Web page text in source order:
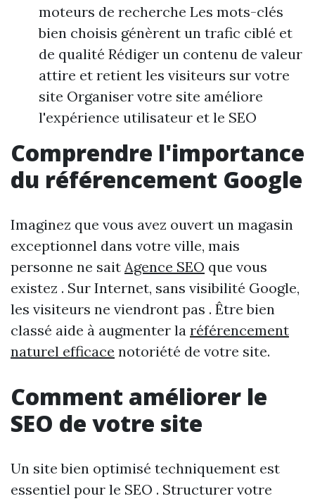
moteurs de recherche Les mots-clés
bien choisis génèrent un trafic ciblé et
de qualité Rédiger un contenu de valeur
attire et retient les visiteurs sur votre
site Organiser votre site améliore
l'expérience utilisateur et le SEO
Comprendre l'importance
du référencement Google
Imaginez que vous avez ouvert un magasin
exceptionnel dans votre ville, mais
personne ne sait Agence SEO que vous
existez . Sur Internet, sans visibilité Google,
les visiteurs ne viendront pas . Être bien
classé aide à augmenter la référencement
naturel efficace notoriété de votre site.
Comment améliorer le
SEO de votre site
Un site bien optimisé techniquement est
essentiel pour le SEO . Structurer votre